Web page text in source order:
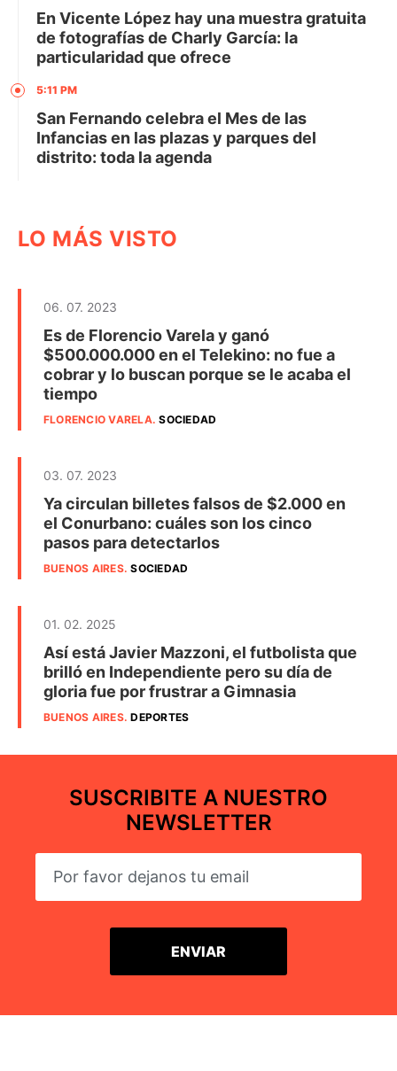
En Vicente López hay una muestra gratuita
de fotografías de Charly García: la
particularidad que ofrece
5:11 PM
San Fernando celebra el Mes de las
Infancias en las plazas y parques del
distrito: toda la agenda
LO MÁS VISTO
06. 07. 2023
Es de Florencio Varela y ganó
$500.000.000 en el Telekino: no fue a
cobrar y lo buscan porque se le acaba el
tiempo
FLORENCIO VARELA.SOCIEDAD
03. 07. 2023
Ya circulan billetes falsos de $2.000 en
el Conurbano: cuáles son los cinco
pasos para detectarlos
BUENOS AIRES.SOCIEDAD
01. 02. 2025
Así está Javier Mazzoni, el futbolista que
brilló en Independiente pero su día de
gloria fue por frustrar a Gimnasia
BUENOS AIRES.DEPORTES
SUSCRIBITE A NUESTRO
NEWSLETTER